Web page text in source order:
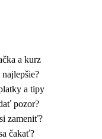
a kurz
a tipy
pozor?
zameniť?
čakať?